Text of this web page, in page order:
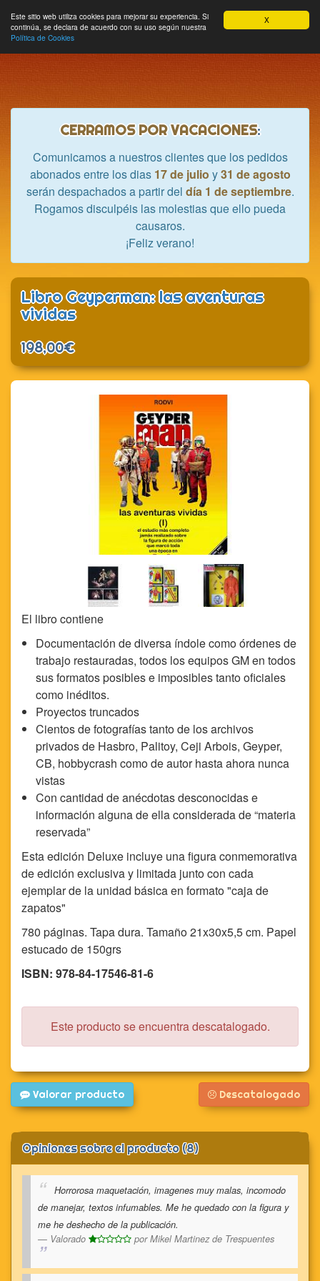
X
Este sitio web utiliza cookies para mejorar su experiencia. Si
continúa, se declara de acuerdo con su uso según nuestra
Política de Cookies
Hobbycrash Mi cuenta
CERRAMOS POR VACACIONES:
Comunicamos a nuestros clientes que los pedidos
abonados entre los dias 17 de julio y31 de agosto
serán despachados a partir del día 1 de septiembre.
Rogamos disculpéis las molestias que ello pueda
causaros.
¡Feliz verano!
Libro Geyperman: las aventuras
vividas
198,00€
El libro contiene
Documentación de diversa índole como órdenes de
trabajo restauradas, todos los equipos GM en todos
sus formatos posibles e imposibles tanto oficiales
como inéditos.
Proyectos truncados
Cientos de fotografías tanto de los archivos
privados de Hasbro, Palitoy, Ceji Arbois, Geyper,
CB, hobbycrash como de autor hasta ahora nunca
vistas
Con cantidad de anécdotas desconocidas e
información alguna de ella considerada de “materia
reservada”
Esta edición Deluxe incluye una figura conmemorativa
de edición exclusiva y limitada junto con cada
ejemplar de la unidad básica en formato "caja de
zapatos"
780 páginas. Tapa dura. Tamaño 21x30x5,5 cm. Papel
estucado de 150grs
ISBN: 978-84-17546-81-6
Este producto se encuentra descatalogado.
Valorar producto Descatalogado
Opiniones sobre el producto (8)
Horrorosa maquetación, imagenes muy malas, incomodo
de manejar, textos infumables. Me he quedado con la figura y
me he deshecho de la publicación.
Valorado
porMikel Martinez de Trespuentes